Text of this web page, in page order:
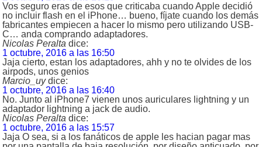
Vos seguro eras de esos que criticaba cuando Apple decidió
no incluir flash en el iPhone… bueno, fíjate cuando los demás
fabricantes empiecen a hacer lo mismo pero utilizando USB-
C… anda comprando adaptadores.
Nicolas Peralta dice:
1 octubre, 2016 a las 16:50
Jaja cierto, estan los adaptadores, ahh y no te olvides de los
airpods, unos genios
Marcio_uy dice:
1 octubre, 2016 a las 16:40
No. Junto al iPhone7 vienen unos auriculares lightning y un
adaptador lightning a jack de audio.
Nicolas Peralta dice:
1 octubre, 2016 a las 15:57
Jaja O sea, si a los fanáticos de apple les hacian pagar mas